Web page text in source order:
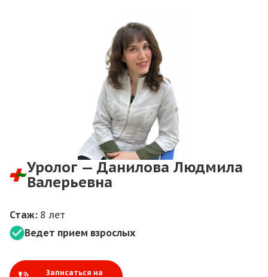
Уролог — Данилова Людмила
Валерьевна
Стаж: 8 лет
Ведет прием взрослых
Записаться на